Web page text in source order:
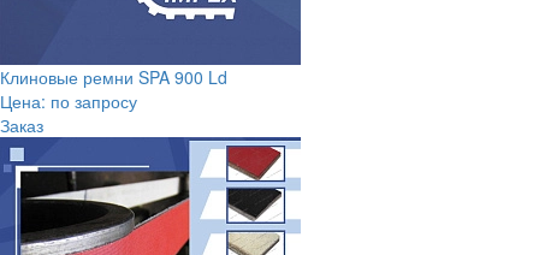
Клиновые ремни SPA 900 Ld
Цена: по запросу
Заказ